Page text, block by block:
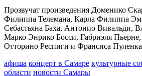
Пропавшего в Самаре шестиклассника
дней
07.08.2026 | 10:16
Самарцы рассказали, что считают
07.08.2026 | 09:48
адреса
Прозвучат произведения Доменико
Филиппа Телемана, Карла Филиппа
Себастьяна Баха, Антонио Вивальди,
Марко Энрико Босси, Габриэля
Отторино Респиги и Франсиса
афиша концерт в Самаре культурные
области новости Самары